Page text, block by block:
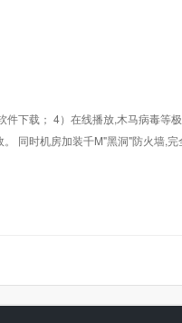
下载； 4）在线播放,木马病毒等极
同时机房加装千M"黑洞"防火墙,完